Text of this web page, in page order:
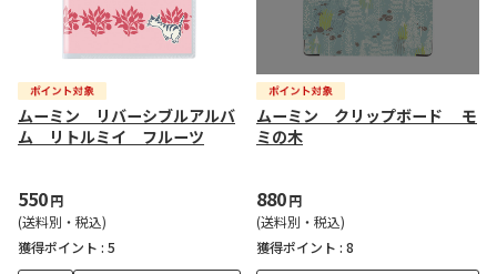
ムーミン リバーシブルアルバ
ム リトルミイ フルーツ
550円
(送料別・税込)
獲得ポイント : 5
ムーミン クリップボード モ
ミの木
880円
(送料別・税込)
獲得ポイント : 8